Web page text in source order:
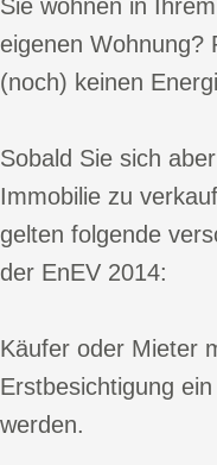
Sie wohnen in
eigenen Wohnung?
(noch) keinen
Sobald Sie sich
Immobilie zu
gelten folgende
der EnEV 2014:
Käufer oder Mieter
Erstbesichtigung
werden.